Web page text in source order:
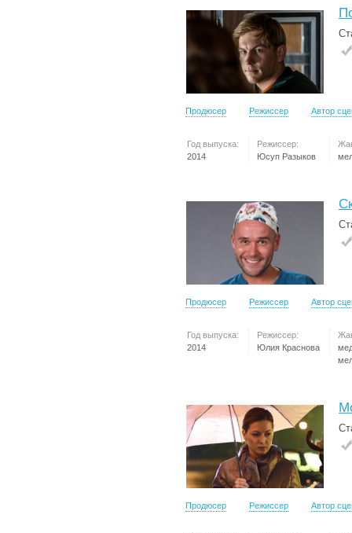
Продюсер Режиссер Автор
Год выпуска:
2014
Режиссер:
Юсуп Разыков
Продюсер Режиссер Автор
Год выпуска:
2014
Режиссер:
Юлия Краснова
Продюсер Режиссер Автор